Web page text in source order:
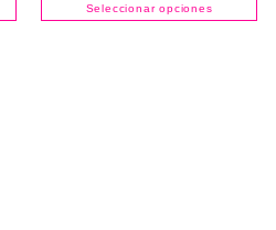
Seleccionar opciones